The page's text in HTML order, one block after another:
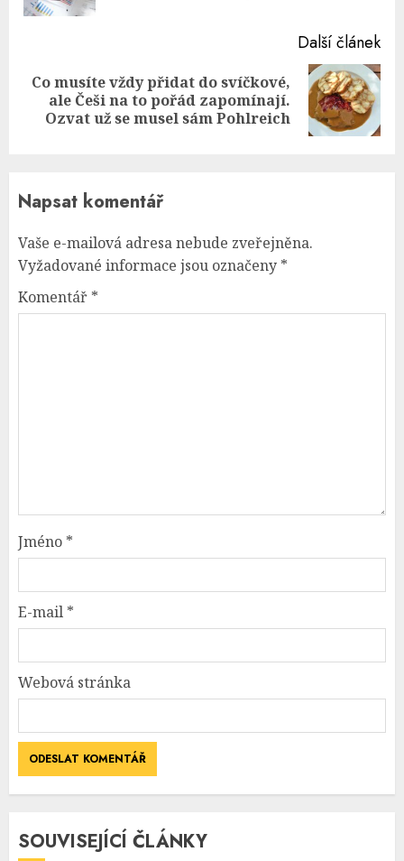
Další článek
Next
post:
Co musíte vždy přidat do svíčkové,
ale Češi na to pořád zapomínají.
Ozvat už se musel sám Pohlreich
Napsat komentář
Vaše e-mailová adresa nebude zveřejněna.
Vyžadované informace jsou označeny *
Komentář *
Jméno *
E-mail *
Webová stránka
SOUVISEJÍCÍ ČLÁNKY